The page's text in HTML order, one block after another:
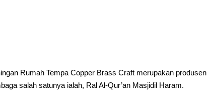
Rumah Tempa Copper Brass Craft merupakan produsen
salah satunya ialah, Ral Al-Qur’an Masjidil Haram.